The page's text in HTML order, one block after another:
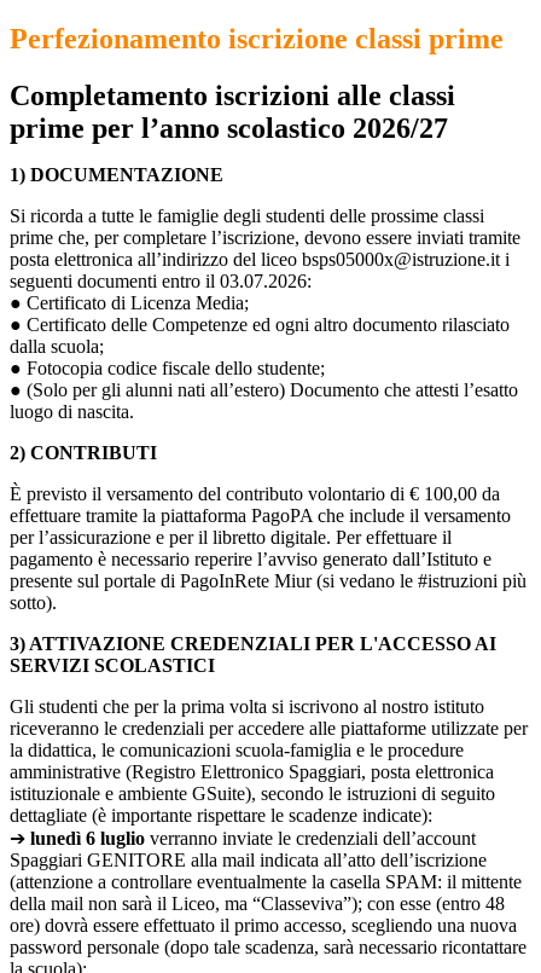
Perfezionamento iscrizione classi prime
Completamento iscrizioni alle classi
prime per l’anno scolastico 2026/27
1) DOCUMENTAZIONE
Si ricorda a tutte le famiglie degli studenti delle prossime classi
prime che, per completare l’iscrizione, devono essere inviati tramite
posta elettronica all’indirizzo del liceo bsps05000x@istruzione.it i
seguenti documenti entro il 03.07.2026:
● Certificato di Licenza Media;
● Certificato delle Competenze ed ogni altro documento rilasciato
dalla scuola;
● Fotocopia codice fiscale dello studente;
● (Solo per gli alunni nati all’estero) Documento che attesti l’esatto
luogo di nascita.
2) CONTRIBUTI
È previsto il versamento del contributo volontario di € 100,00 da
effettuare tramite la piattaforma PagoPA che include il versamento
per l’assicurazione e per il libretto digitale. Per effettuare il
pagamento è necessario reperire l’avviso generato dall’Istituto e
presente sul portale di PagoInRete Miur (si vedano le #istruzioni più
sotto).
3) ATTIVAZIONE CREDENZIALI PER L'ACCESSO AI
SERVIZI SCOLASTICI
Gli studenti che per la prima volta si iscrivono al nostro istituto
riceveranno le credenziali per accedere alle piattaforme utilizzate per
la didattica, le comunicazioni scuola-famiglia e le procedure
amministrative (Registro Elettronico Spaggiari, posta elettronica
istituzionale e ambiente GSuite), secondo le istruzioni di seguito
dettagliate (è importante rispettare le scadenze indicate):
➔ lunedì 6 luglio verranno inviate le credenziali dell’account
Spaggiari GENITORE alla mail indicata all’atto dell’iscrizione
(attenzione a controllare eventualmente la casella SPAM: il mittente
della mail non sarà il Liceo, ma “Classeviva”); con esse (entro 48
ore) dovrà essere effettuato il primo accesso, scegliendo una nuova
password personale (dopo tale scadenza, sarà necessario ricontattare